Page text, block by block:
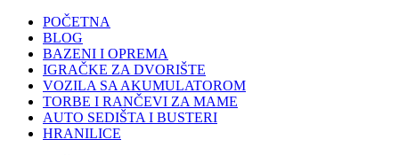
POČETNA
BLOG
BAZENI I OPREMA
IGRAČKE ZA DVORIŠTE
VOZILA SA AKUMULATOROM
TORBE I RANČEVI ZA MAME
AUTO SEDIŠTA I BUSTERI
HRANILICE